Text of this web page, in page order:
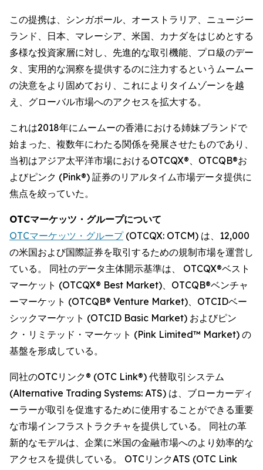
この提携は、シンガポール、オーストラリア、ニュージー
ランド、日本、マレーシア、米国、カナダをはじめとする
多様な投資家層に対し、先進的な取引機能、プロ級のデー
タ、実用的な洞察を提供するのに注力するというムームー
の決意をより固めており、これによりタイムゾーンを越
え、グローバル市場へのアクセスを拡大する。
これは2018年にムームーの香港における姉妹ブランドで
始まった、複数年にわたる関係を発展させたものであり、
当初はアジア太平洋市場におけるOTCQX®、OTCQB®お
よびピンク (Pink®) 証券のリアルタイム市場データ提供に
焦点を絞っていた。
OTCマーケッツ・グループについて
OTCマーケッツ・グループ(OTCQX: OTCM) は、12,000
の米国および国際証券を取引するための規制市場を運営し
ている。 同社のデータ主体開示基準は、 OTCQX®ベスト
マーケット (OTCQX® Best Market)、OTCQB®ベンチャ
ーマーケット (OTCQB® Venture Market)、OTCIDベー
シックマーケット (OTCID Basic Market) およびピン
ク・リミテッド・マーケット (Pink Limited™ Market) の
基盤を形成している。
同社のOTCリンク® (OTC Link®) 代替取引システム
(Alternative Trading Systems: ATS) は、ブローカーディ
ーラーが取引を促進するために使用することができる重要
な市場インフラストラクチャを提供している。 同社の革
新的なモデルは、企業に米国の金融市場へのより効率的な
アクセスを提供している。 OTCリンクATS (OTC Link